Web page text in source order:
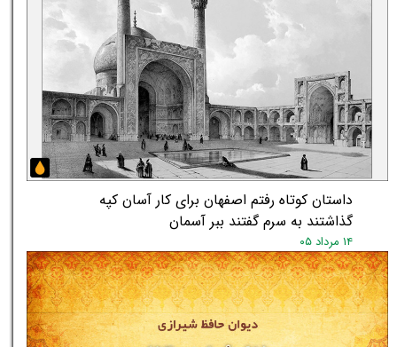
داستان کوتاه رفتم اصفهان برای کار آسان کپه
گذاشتند به سرم گفتند ببر آسمان
۱۴ مرداد ۰۵